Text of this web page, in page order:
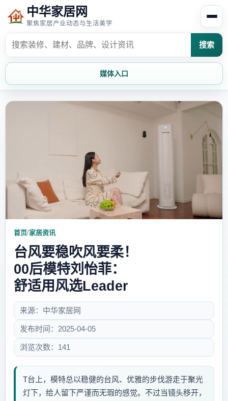
中华家居网
聚焦家居产业动态与生活美学
搜索
媒体入口
家居欣赏
家具知识 家居文化
家装攻略 创意家居
首页/家居资讯
台风要稳吹风要柔！
00后模特刘怡菲：
舒适用风选Leader
来源：中华家居网
发布时间：2025-04-05
浏览次数：141
T台上，模特总以稳健的台风、优雅的步伐游走于聚光
灯下，给人留下严谨而无瑕的感觉。不过当镜头移开，